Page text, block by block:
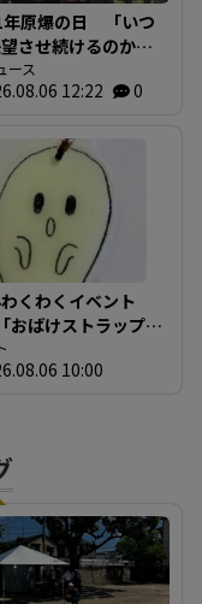
年原爆の日 「いつ
させ続けるのか」
が核兵器廃絶訴え
記念式典
ース
12:22 0
くわくイベント
おばけストラップ作
10:00